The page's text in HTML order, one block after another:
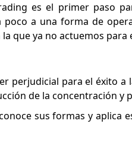
es el primer paso
poco a una forma de
que ya no actuemos
perjudicial para el éxito
de la concentración y
sus formas y